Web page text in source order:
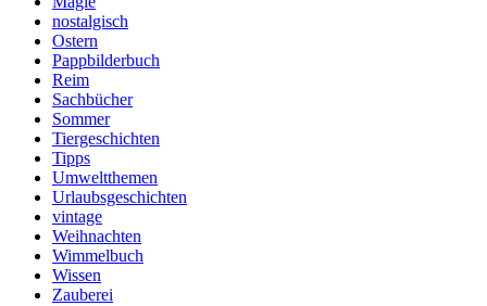
nostalgisch
Ostern
Pappbilderbuch
Reim
Sachbücher
Sommer
Tiergeschichten
Tipps
Umweltthemen
Urlaubsgeschichten
vintage
Weihnachten
Wimmelbuch
Wissen
Zauberei